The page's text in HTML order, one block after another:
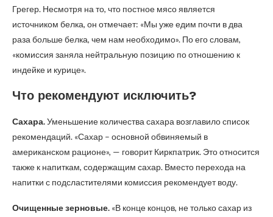
Грегер. Несмотря на то, что постное мясо является
источником белка, он отмечает: «Мы уже едим почти в два
раза больше белка, чем нам необходимо». По его словам,
«комиссия заняла нейтральную позицию по отношению к
индейке и курице».
Что рекомендуют исключить?
Сахара.Уменьшение количества сахара возглавило список
рекомендаций. «Сахар – основной обвиняемый в
американском рационе», — говорит Киркпатрик. Это относится
также к напиткам, содержащим сахар. Вместо перехода на
напитки с подсластителями комиссия рекомендует воду.
Очищенные зерновые. «В конце концов, не только сахар из